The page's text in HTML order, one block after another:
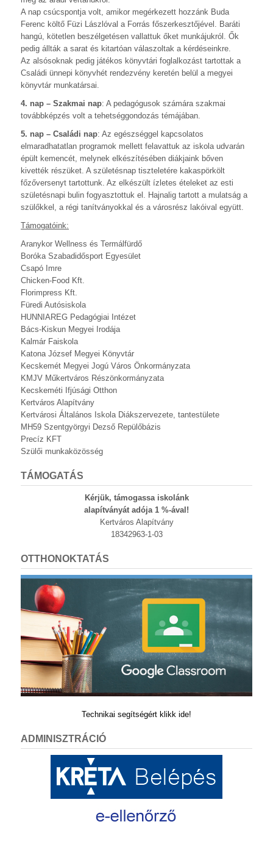
A nap csúcspontja volt, amikor megérkezett hozzánk Buda
Ferenc költő Füzi Lászlóval a Forrás főszerkesztőjével. Baráti
hangú, kötetlen beszélgetésen vallattuk őket munkájukról. Ők
pedig állták a sarat és kitartóan válaszoltak a kérdéseinkre.
Az alsósoknak pedig játékos könyvtári foglalkozást tartottak a
Családi ünnepi könyvhét rendezvény keretén belül a megyei
könyvtár munkatársai.
4. nap – Szakmai nap: A pedagógusok számára szakmai
továbbképzés volt a tehetséggondozás témájában.
5. nap – Családi nap: Az egészséggel kapcsolatos
elmaradhatatlan programok mellett felavattuk az iskola udvarán
épült kemencét, melynek elkészítésében diákjaink bőven
kivették részüket. A születésnap tiszteletére kakaspörkölt
főzőversenyt tartottunk. Az elkészült ízletes ételeket az esti
születésnapi bulin fogyasztottuk el. Hajnalig tartott a mulatság a
szülőkkel, a régi tanítványokkal és a városrész lakóival együtt.
Támogatóink:
Aranykor Wellness és Termálfürdő
Boróka Szabadidősport Egyesület
Csapó Imre
Chicken-Food Kft.
Florimpress Kft.
Füredi Autósiskola
HUNNIAREG Pedagógiai Intézet
Bács-Kiskun Megyei Irodája
Kalmár Faiskola
Katona József Megyei Könyvtár
Kecskemét Megyei Jogú Város Önkormányzata
KMJV Műkertváros Részönkormányzata
Kecskeméti Ifjúsági Otthon
Kertváros Alapítvány
Kertvárosi Általános Iskola Diákszervezete, tantestülete
MH59 Szentgyörgyi Dezső Repülőbázis
Precíz KFT
Szülői munkaközösség
TÁMOGATÁS
Kérjük, támogassa iskolánk
alapítványát adója 1 %-ával!
Kertváros Alapítvány
18342963-1-03
OTTHONOKTATÁS
Technikai segítségért klikk ide!
ADMINISZTRÁCIÓ